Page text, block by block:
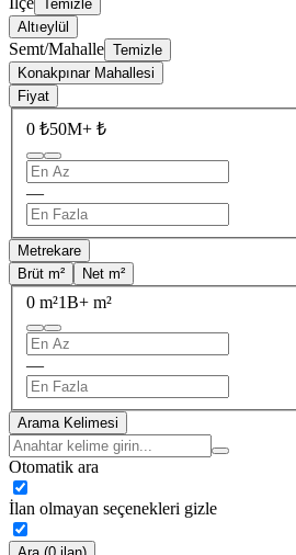
Temizle
Altıeylül
Semt/Mahalle Temizle
Konakpınar Mahallesi
Fiyat
0 ₺50M+ ₺
—
Metrekare
Brüt m²
Net m²
0 m²1B+ m²
—
Arama Kelimesi
Otomatik ara
İlan olmayan seçenekleri gizle